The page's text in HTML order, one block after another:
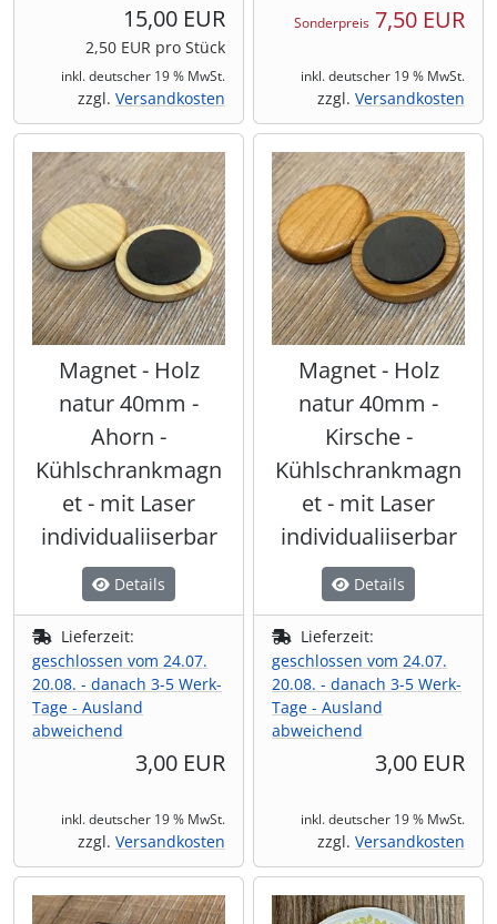
15,00 EUR
2,50 EUR pro Stück
inkl. deutscher 19 % MwSt.
zzgl. Versandkosten
Sonderpreis 7,50 EUR
inkl. deutscher 19 % MwSt.
zzgl. Versandkosten
Magnet - Holz
natur 40mm -
Ahorn -
Kühlschrankmagn
et - mit Laser
individualiiserbar
Details
Lieferzeit:
geschlossen vom 24.07.
20.08. - danach 3-5 Werk-
Tage - Ausland
abweichend
3,00 EUR
inkl. deutscher 19 % MwSt.
zzgl. Versandkosten
Magnet - Holz
natur 40mm -
Kirsche -
Kühlschrankmagn
et - mit Laser
individualiiserbar
Details
Lieferzeit:
geschlossen vom 24.07.
20.08. - danach 3-5 Werk-
Tage - Ausland
abweichend
3,00 EUR
inkl. deutscher 19 % MwSt.
zzgl. Versandkosten